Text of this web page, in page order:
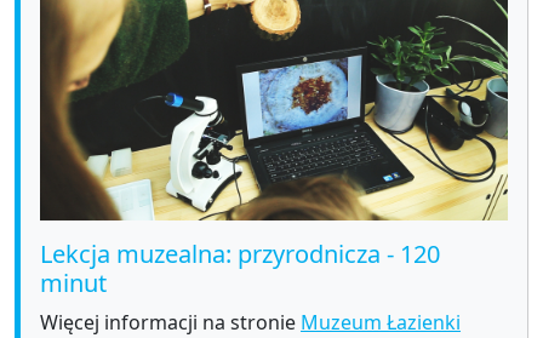
Lekcja muzealna: przyrodnicza - 120
minut
Więcej informacji na stronie Muzeum Łazienki